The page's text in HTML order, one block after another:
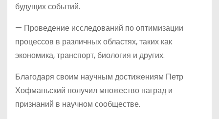
будущих событий.
— Проведение исследований по оптимизации
процессов в различных областях, таких как
экономика, транспорт, биология и других.
Благодаря своим научным достижениям Петр
Хофманьский получил множество наград и
признаний в научном сообществе.